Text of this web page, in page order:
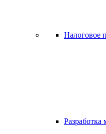
Налоговое
Разработка